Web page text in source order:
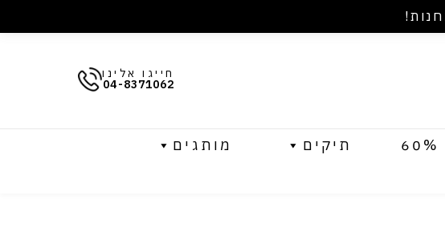
חייגו אלינו
04-8371062
תיקים
מותגים